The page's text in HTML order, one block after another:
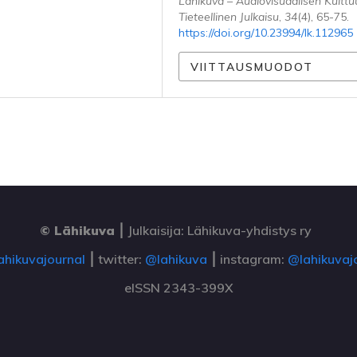
Tieteellinen Julkaisu, 34(4), 65-75.
https://doi.org/10.23994/lk.112965
VIITTAUSMUODOT
© Lähikuva
Julkaisija: Lähikuva-yhdistys ry
⎮ twitter: @lahikuva ⎮ instagram:
eISSN 2343-399X